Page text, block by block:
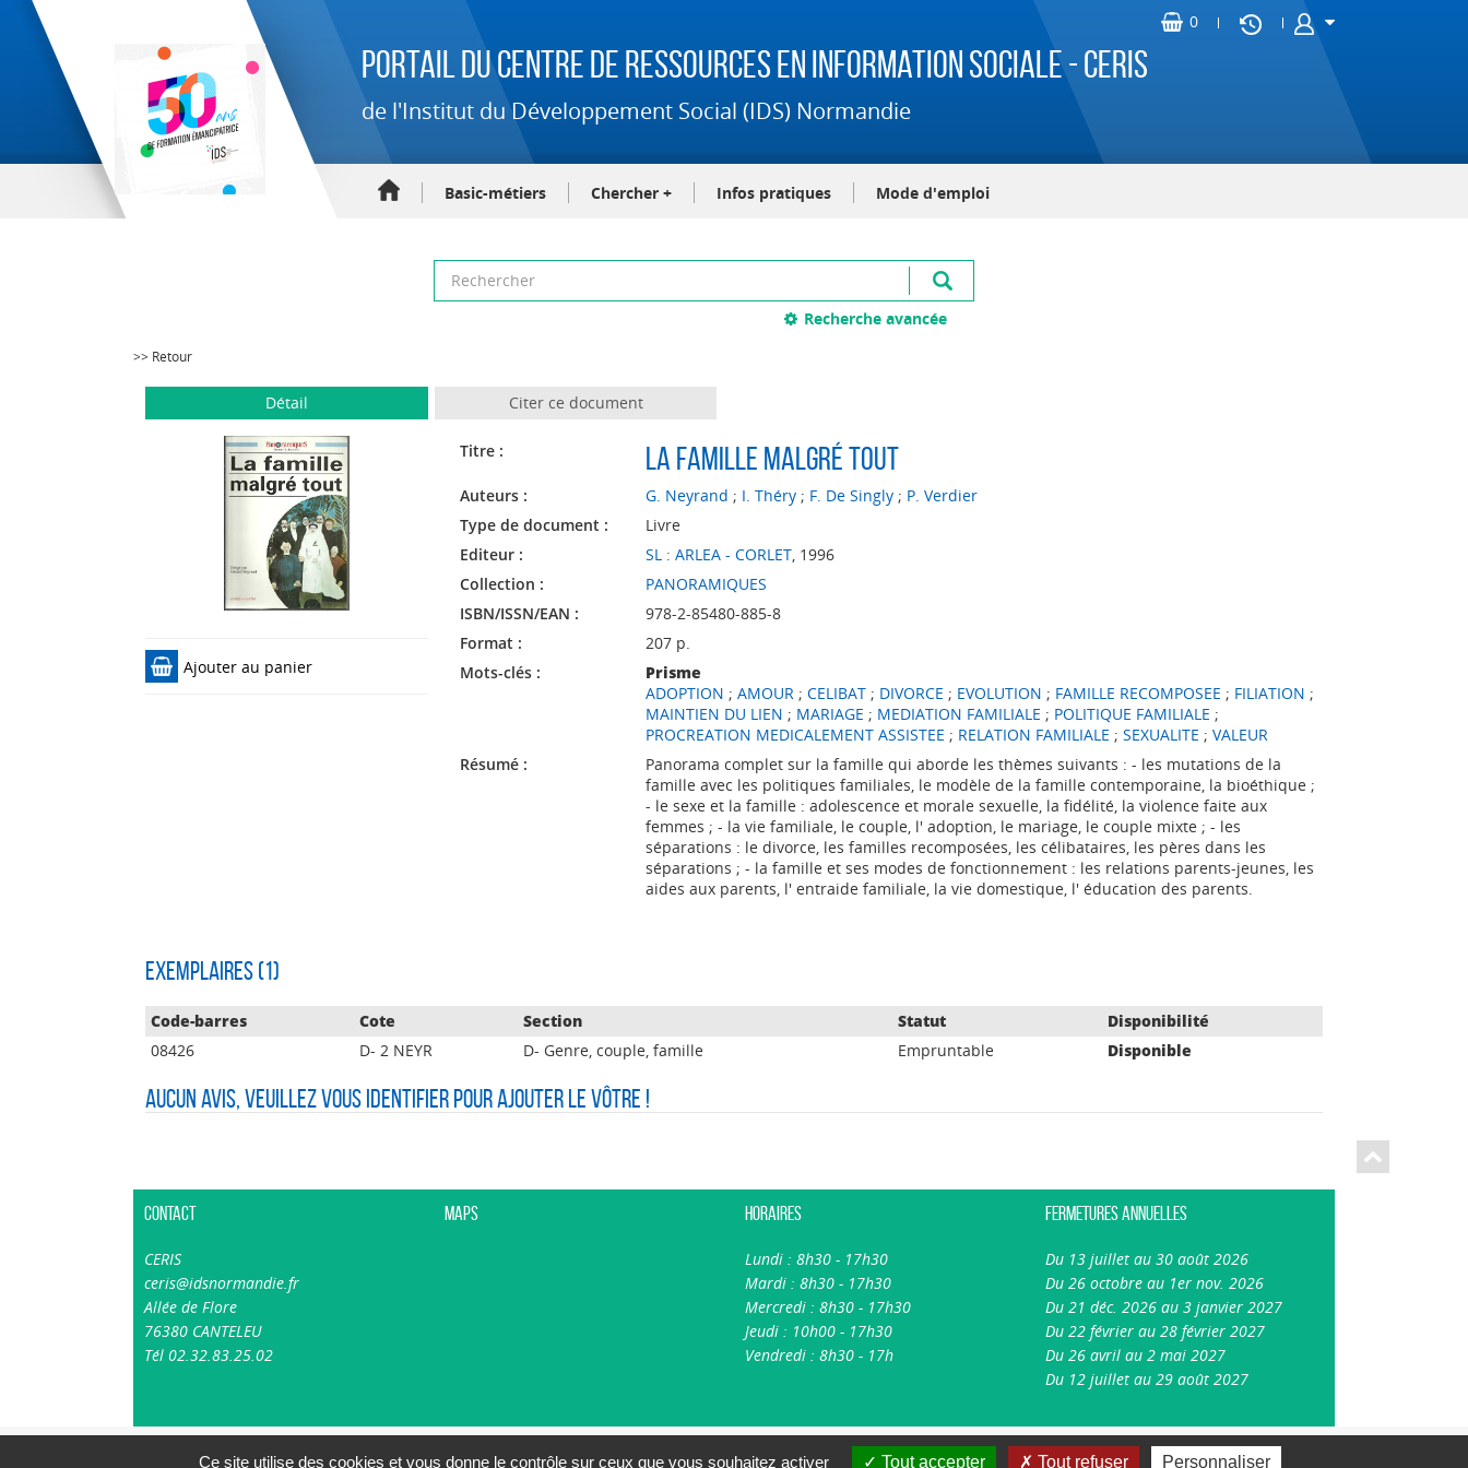
Portail du Centre de Ressources en Information Sociale - CERIS
de l'Institut du Développement Social (IDS) Normandie
Basic-métiers Chercher + Infos pratiques Mode d'emploi
Recherche avancée
>> Retour
Détail Citer ce document
Ajouter au panier
Titre : La famille malgré tout
Auteurs : G. Neyrand ; I. Théry; F. De Singly; P. Verdier
Type de document :
Livre
Editeur :
SL : ARLEA - CORLET, 1996
Collection :
PANORAMIQUES
ISBN/ISSN/EAN :
978-2-85480-885-8
Format :
207 p.
Mots-clés :
Prisme
ADOPTION ; AMOUR; CELIBAT; DIVORCE ; EVOLUTION ; FAMILLE RECOMPOSEE ; FILIATION ;
MAINTIEN DU LIEN ; MARIAGE ; MEDIATION FAMILIALE ; POLITIQUE FAMILIALE ;
PROCREATION MEDICALEMENT ASSISTEE ; RELATION FAMILIALE ; SEXUALITE ; VALEUR
Résumé :
Panorama complet sur la famille qui aborde les thèmes suivants : - les mutations de la
famille avec les politiques familiales, le modèle de la famille contemporaine, la bioéthique ;
- le sexe et la famille : adolescence et morale sexuelle, la fidélité, la violence faite aux
femmes ; - la vie familiale, le couple, l' adoption, le mariage, le couple mixte ; - les
séparations : le divorce, les familles recomposées, les célibataires, les pères dans les
séparations ; - la famille et ses modes de fonctionnement : les relations parents-jeunes, les
aides aux parents, l' entraide familiale, la vie domestique, l' éducation des parents.
Exemplaires (1)
Code-barres Cote Section Statut
Disponibilité
08426
D- 2 NEYR D- Genre, couple, famille Empruntable Disponible
Aucun avis, veuillez vous identifier pour ajouter le vôtre !
Contact
CERIS
ceris@idsnormandie.fr
Allée de Flore
76380 CANTELEU
Tél 02.32.83.25.02
Maps Horaires
Lundi : 8h30 - 17h30
Mardi : 8h30 - 17h30
Mercredi : 8h30 - 17h30
Jeudi : 10h00 - 17h30
Vendredi : 8h30 - 17h
Fermetures annuelles
Du 13 juillet au 30 août 2026
Du 26 octobre au 1er nov. 2026
Du 21 déc. 2026 au 3 janvier 2027
Du 22 février au 28 février 2027
Du 26 avril au 2 mai 2027
Du 12 juillet au 29 août 2027
Mentions légales
Plan du site
Nous contacter
A propos du portail
A- A
Ce site utilise des cookies et vous donne le contrôle sur ceux que vous souhaitez activer Tout accepter Tout refuser Personnaliser